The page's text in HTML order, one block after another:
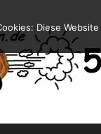
Diese